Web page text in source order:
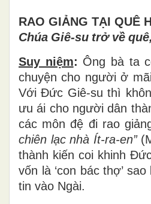
RAO GIẢNG TẠI QUÊ
Chúa Giê-su trở về
Suy niệm: Ông bà ta
chuyện cho người ở
Với Đức Giê-su thì
ưu ái cho người dân
các môn đệ đi rao
chiên lạc nhà Ít-ra-en”
thành kiến coi khinh
vốn là ‘con bác thợ’ sao
tin vào Ngài.